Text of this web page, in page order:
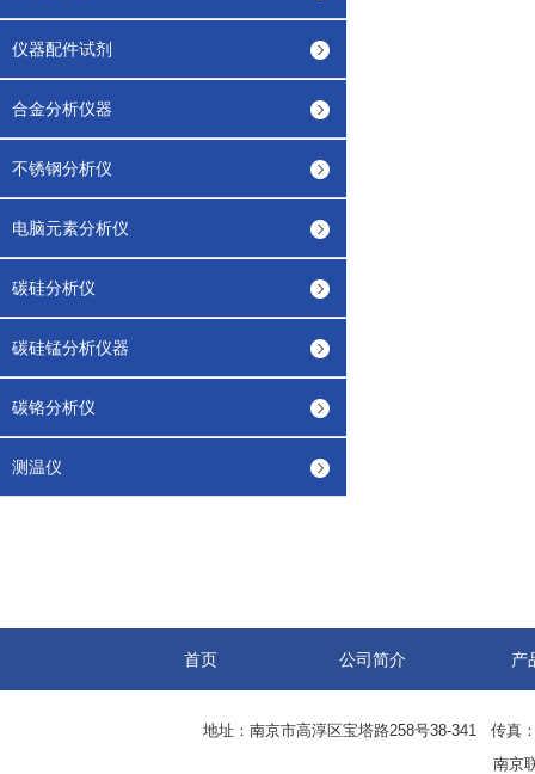
仪器配件试剂
合金分析仪器
不锈钢分析仪
电脑元素分析仪
碳硅分析仪
碳硅锰分析仪器
碳铬分析仪
测温仪
首页 公司简介 产
地址：南京市高淳区宝塔路258号38-341 传真
南京